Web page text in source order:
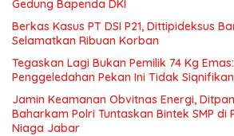
Gedung Bapenda DKI
Berkas Kasus PT DSI P21, Dittipideksus
Selamatkan Ribuan Korban
Tegaskan Lagi Bukan Pemilik 74 Kg
Penggeledahan Pekan Ini Tidak
Jamin Keamanan Obvitnas Energi,
Baharkam Polri Tuntaskan Bintek SMP di
Niaga Jabar